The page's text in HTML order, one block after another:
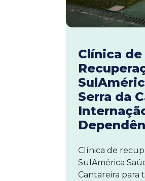
Clínica de
Serra da
Clínica de
SulAmérica
Cantareira para